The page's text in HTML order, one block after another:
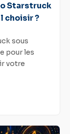
Starstruck
choisir ?
sous
pour les
votre